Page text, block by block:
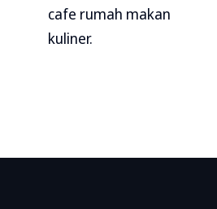
cafe rumah makan
kuliner.